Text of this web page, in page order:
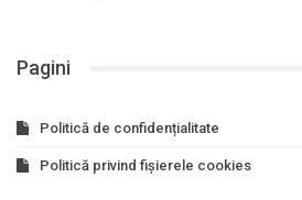
Pagini
Politică de confidențialitate
Politică privind fișierele cookies